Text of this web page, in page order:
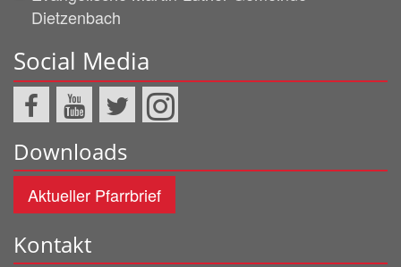
Dietzenbach
Social Media
Downloads
Aktueller Pfarrbrief
Kontakt